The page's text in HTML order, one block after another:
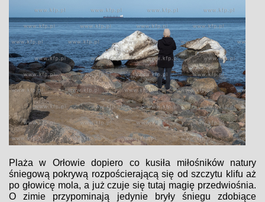
Plaża w Orłowie dopiero co kusiła miłośników natury
śniegową pokrywą rozpościerającą się od szczytu klifu aż
po głowicę mola, a już czuje się tutaj magię przedwiośnia.
O zimie przypominają jedynie bryły śniegu zdobiące